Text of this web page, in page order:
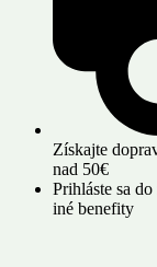
Získajte
nad 50€
Prihláste sa
iné benefity